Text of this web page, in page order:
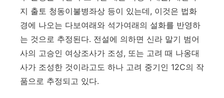
지 출토 청동이불병좌상 등이 있는데, 이것은 법화
경에 나오는 다보여래와 석가여래의 설화를 반영하
는 것으로 추정된다. 전설에 의하면 신라 말기 범어
사의 고승인 여상조사가 조성, 또는 고려 때 나옹대
사가 조성한 것이라고도 하나 고려 중기인 12C의 작
품으로 추정되고 있다.